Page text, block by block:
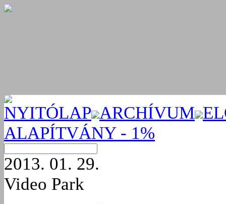
NYITÓLAP ARCHÍVUM
ALAPÍTVÁNY - 1%
2013. 01. 29.
Video Park